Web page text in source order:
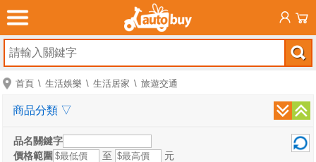
首頁 生活娛樂 生活居家 旅遊交通
品名關鍵字
價格範圍
至 元
商品分類 ▽